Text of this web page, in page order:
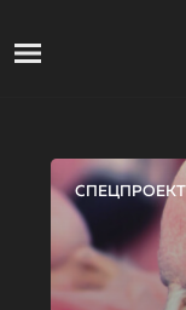
СПЕЦПРОЕКТ